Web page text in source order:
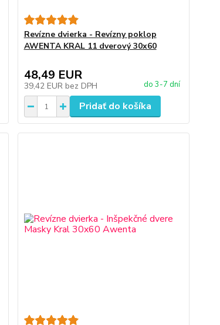
Revízne dvierka - Revízny poklop
AWENTA KRAL 11 dverový 30x60
48,49 EUR
39,42 EUR bez DPH do 3-7 dní
Pridať do košíka